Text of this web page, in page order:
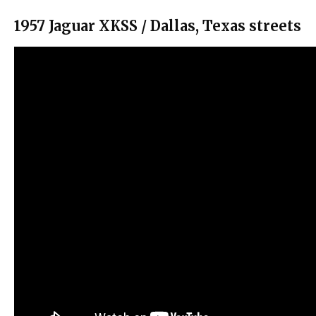
1957 Jaguar XKSS / Dallas, Texas streets